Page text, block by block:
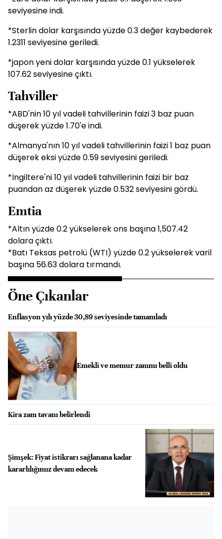
seviyesine indi.
*Sterlin dolar karşısında yüzde 0.3 değer kaybederek
1.2311 seviyesine geriledi.
*japon yeni dolar karşısında yüzde 0.1 yükselerek
107.62 seviyesine çıktı.
Tahviller
*ABD'nin 10 yıl vadeli tahvillerinin faizi 3 baz puan
düşerek yüzde 1.70'e indi.
*Almanya'nın 10 yıl vadeli tahvillerinin faizi 1 baz puan
düşerek eksi yüzde 0.59 seviyesini geriledi.
*İngiltere'ni 10 yıl vadeli tahvillerinin faizi bir baz
puandan az düşerek yüzde 0.532 seviyesini gördü.
Emtia
*Altın yüzde 0.2 yükselerek ons başına 1,507.42
dolara çıktı.
*Batı Teksas petrolü (WTI) yüzde 0.2 yükselerek varil
başına 56.63 dolara tırmandı.
Öne Çıkanlar
Enflasyon yılı yüzde 30,89 seviyesinde tamamladı
Emekli ve memur zammı belli oldu
Kira zam tavanı belirlendi
Şimşek: Fiyat istikrarı sağlanana kadar
kararlılığımız devam edecek